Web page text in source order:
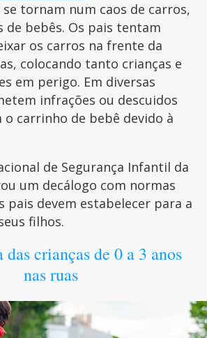
tornam num caos de carros,
de bebês. Os pais tentam
os carros na frente da
colocando tanto crianças e
em perigo. Em diversas
infrações ou descuidos
o carrinho de bebê devido à
de Segurança Infantil da
um decálogo com normas
pais devem estabelecer para a
filhos.
das crianças de 0 a 3 anos
nas ruas